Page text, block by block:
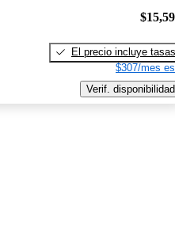
El precio incluye tasas
$307/mes
Verif. disponibilidad